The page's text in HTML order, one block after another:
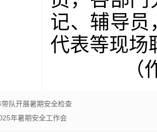
记、辅导员
代表等现场
队开展暑期安全检查
年暑期安全工作会